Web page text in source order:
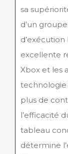
sa
d’un
excellente
Xbox et les
technologie
plus de
l’efficacité
tableau
détermine